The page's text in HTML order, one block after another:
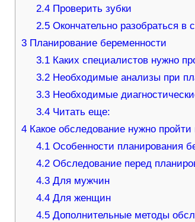
2.4 Проверить зубки
2.5 Окончательно разобраться в
3Планирование беременности
3.1 Каких специалистов нужно
3.2 Необходимые анализы при
3.3 Необходимые
3.4 Читать еще:
4Какое обследование нужно
4.1 Особенности планирования
4.2 Обследование перед
4.3 Для мужчин
4.4 Для женщин
4.5 Дополнительные методы